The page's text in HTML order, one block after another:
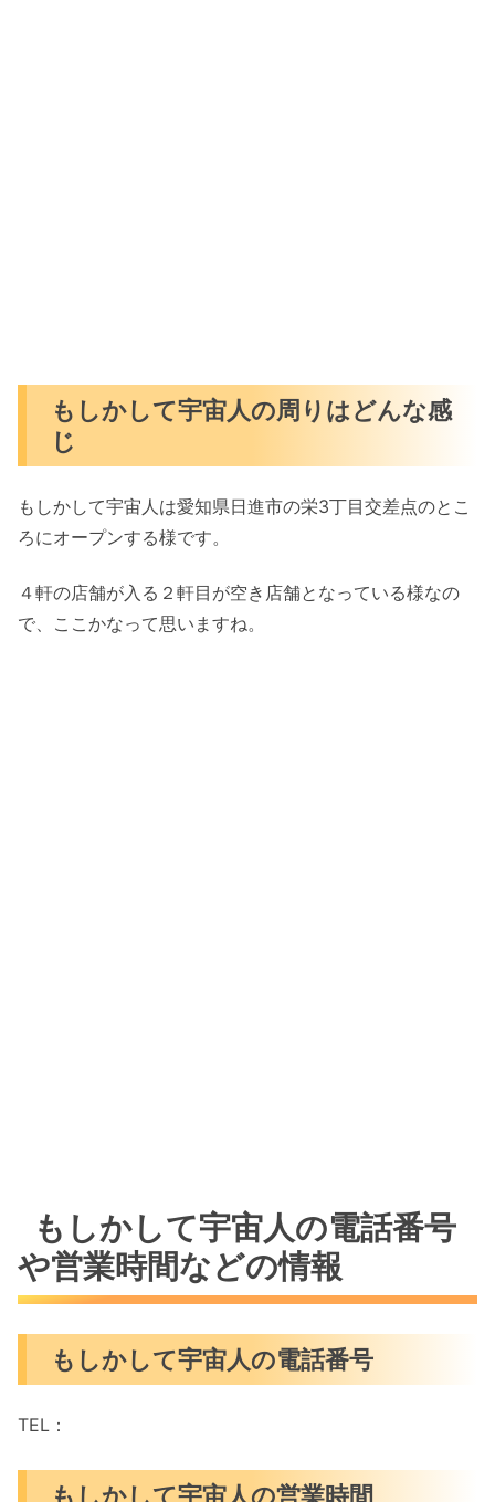
もしかして宇宙人の周りはどんな感
じ
もしかして宇宙人は愛知県日進市の栄3丁目交差点のとこ
ろにオープンする様です。
４軒の店舗が入る２軒目が空き店舗となっている様なの
で、ここかなって思いますね。
もしかして宇宙人の電話番号
や営業時間などの情報
もしかして宇宙人の電話番号
TEL：
もしかして宇宙人の営業時間